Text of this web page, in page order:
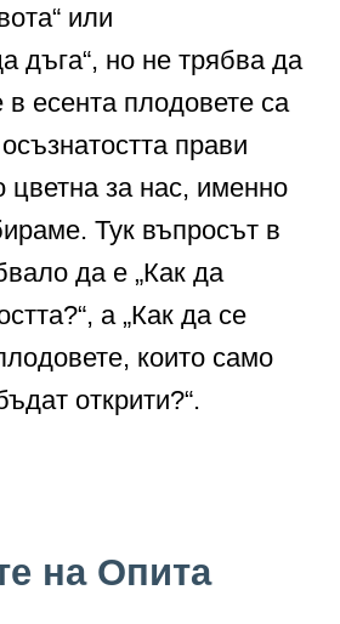
или
дъга“, но не трябва да
есента плодовете са
прави
цветна за нас, именно
Тук въпросът в
да е „Как да
а „Как да се
които само
открити?“.
на Опита